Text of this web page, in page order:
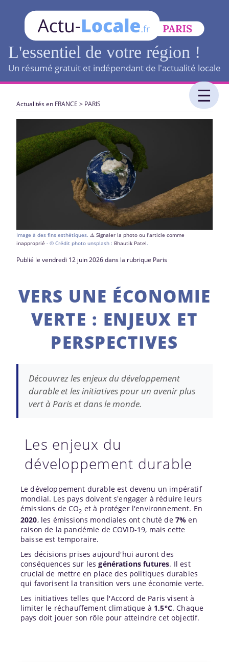
L'essentiel de votre région !
Un résumé gratuit et indépendant de l'actualité locale
Actualités en FRANCE > PARIS
Image à des fins esthétiques. ⚠️ Signaler la photo ou l'article comme
inapproprié - © Crédit photo unsplash : Bhautik Patel.
Publié le vendredi 12 juin 2026 dans la rubrique Paris
VERS UNE ÉCONOMIE
VERTE : ENJEUX ET
PERSPECTIVES
Découvrez les enjeux du développement
durable et les initiatives pour un avenir plus
vert à Paris et dans le monde.
Les enjeux du
développement durable
Le développement durable est devenu un impératif
mondial. Les pays doivent s'engager à réduire leurs
émissions de CO2 et à protéger l'environnement. En
2020, les émissions mondiales ont chuté de 7% en
raison de la pandémie de COVID-19, mais cette
baisse est temporaire.
Les décisions prises aujourd'hui auront des
conséquences sur lesgénérations futures. Il est
crucial de mettre en place des politiques durables
qui favorisent la transition vers une économie verte.
Les initiatives telles que l'Accord de Paris visent à
limiter le réchauffement climatique à 1,5°C. Chaque
pays doit jouer son rôle pour atteindre cet objectif.